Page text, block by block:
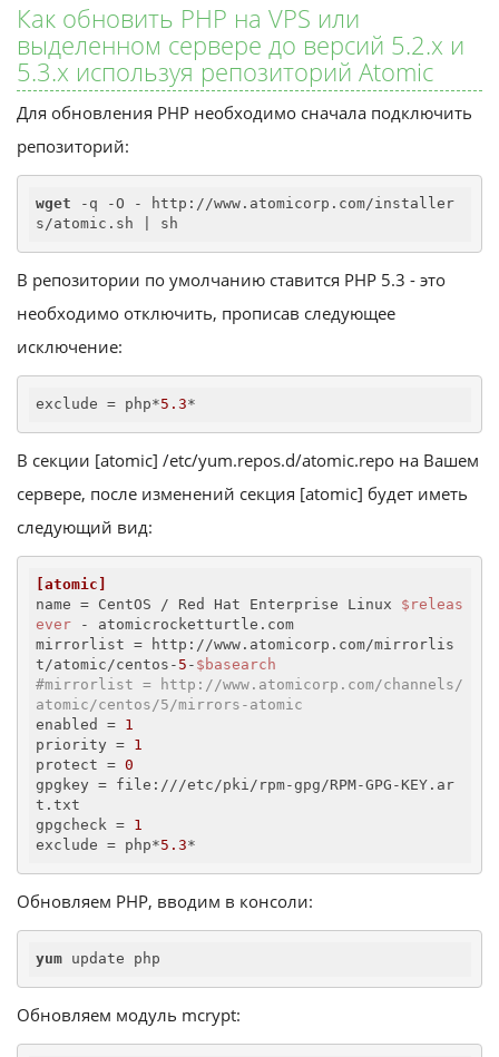
Как обновить PHP на VPS или
выделенном сервере до версий 5.2.x и
5.3.x используя репозиторий Atomic
Для обновления PHP необходимо сначала подключить
репозиторий:
wget -q -O - http://www.atomicorp.com/installer
s/atomic.sh | sh
В репозитории по умолчанию ставится PHP 5.3 - это
необходимо отключить, прописав следующее
исключение:
exclude = php*5.3*
В секции [atomic] /etc/yum.repos.d/atomic.repo на Вашем
сервере, после изменений секция [atomic] будет иметь
следующий вид:
[atomic]
name = CentOS / Red Hat Enterprise Linux $releas
ever
mirrorlist = http://www.atomicorp.com/mirrorlis
t/atomic/centos- 5 - $basearch
#mirrorlist = http://www.atomicorp.com/channels/
atomic/centos/5/mirrors-atomic
enabled
= 1
priority = 1
protect = 0
gpgkey = file:///etc/pki/rpm-gpg/RPM-GPG-KEY.ar
gpgcheck = 1
exclude = php*5.3*
Обновляем PHP, вводим в консоли:
yum update php
Обновляем модуль mcrypt: